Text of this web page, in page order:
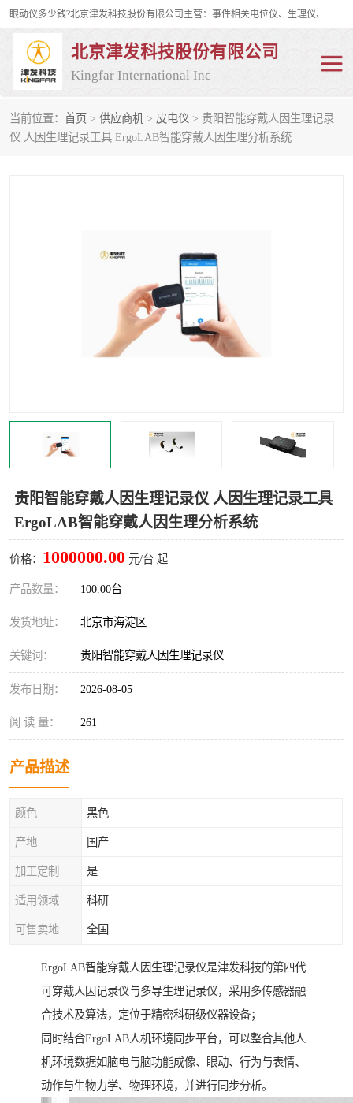
眼动仪多少钱?北京津发科技股份有限公司主营：事件相关电位仪、生理仪、肌电仪、脑电仪、皮电仪、眼动仪；是国家级高新技术企业、科技部认定的科技型中小企业和中关村高新技术企业，具备保密资格，具备自主进出口经营权；自主研发技术、产品与服务荣获多项省部级科学技术奖励、国家发明专利、国家软件著作权和省部级新技术新产品（服务）认证。
北京津发科技股份有限公司
Kingfar International Inc
当前位置： 首页 > 供应商机 > 皮电仪 > 贵阳智能穿戴人因生理记录
仪 人因生理记录工具 ErgoLAB智能穿戴人因生理分析系统
贵阳智能穿戴人因生理记录仪 人因生理记录工具
ErgoLAB智能穿戴人因生理分析系统
价格： 1000000.00 元/台 起
产品数量： 100.00台
发货地址： 北京市海淀区
关键词： 贵阳智能穿戴人因生理记录仪
发布日期： 2026-08-05
阅 读 量： 261
产品描述
颜色 黑色
产地 国产
加工定制 是
适用领域 科研
可售卖地 全国
ErgoLAB智能穿戴人因生理记录仪是津发科技的第四代
可穿戴人因记录仪与多导生理记录仪，采用多传感器融
合技术及算法，定位于精密科研级仪器设备；
同时结合ErgoLAB人机环境同步平台，可以整合其他人
机环境数据如脑电与脑功能成像、眼动、行为与表情、
动作与生物力学、物理环境，并进行同步分析。
皮电仪 脑电仪
行为观察与表情分析 动作捕捉与生物力学
人机交互实验室
神经营销与消费行为实验 车俩与驾驶模拟